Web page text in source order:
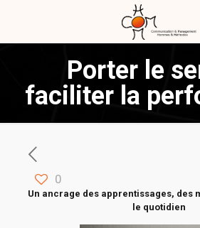
Porter le
faciliter la
0
Un ancrage des apprentissages, des
le quotidien